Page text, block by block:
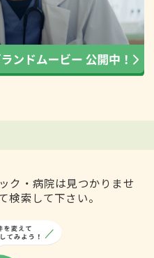
ク・病院は見つかりませ
検索して下さい。